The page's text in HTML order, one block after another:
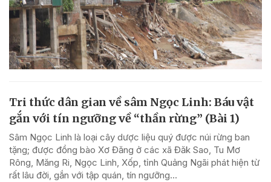
Tri thức dân gian về sâm Ngọc Linh: Báu vật
gắn với tín ngưỡng về “thần rừng” (Bài 1)
Sâm Ngọc Linh là loại cây dược liệu quý được núi rừng ban
tặng; được đồng bào Xơ Đăng ở các xã Đăk Sao, Tu Mơ
Rông, Măng Ri, Ngọc Linh, Xốp, tỉnh Quảng Ngãi phát hiện từ
rất lâu đời, gắn với tập quán, tín ngưỡng...